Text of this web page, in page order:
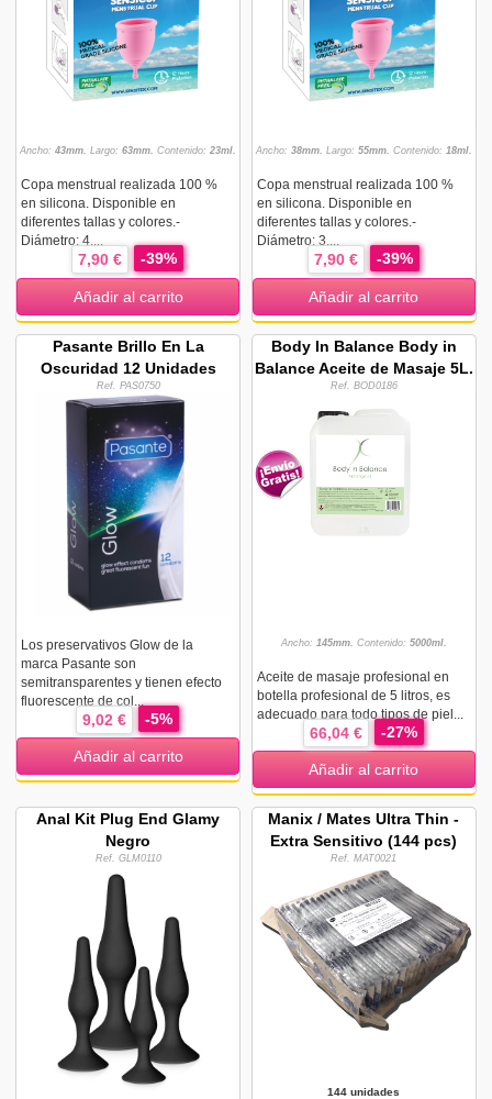
Ancho:43mm. Largo:63mm. Contenido:23ml.
Copa menstrual realizada 100 %
en silicona. Disponible en
diferentes tallas y colores.-
Diámetro: 4,...
7,90 € -39%
Añadir al carrito
Ancho: 38mm. Largo: 55mm. Contenido: 18ml.
Copa menstrual realizada 100 %
en silicona. Disponible en
diferentes tallas y colores.-
Diámetro: 3,...
7,90 € -39%
Añadir al carrito
Pasante Brillo En La
Oscuridad 12 Unidades
Ref. PAS0750
Los preservativos Glow de la
marca Pasante son
semitransparentes y tienen efecto
fluorescente de col...
9,02 € -5%
Añadir al carrito
Body In Balance Body in
Balance Aceite de Masaje 5L.
Ref. BOD0186
Ancho: 145mm. Contenido: 5000ml.
Aceite de masaje profesional en
botella profesional de 5 litros, es
adecuado para todo tipos de piel...
66,04 € -27%
Añadir al carrito
Anal Kit Plug End Glamy
Negro
Ref. GLM0110
Manix / Mates Ultra Thin -
Extra Sensitivo (144 pcs)
Ref. MAT0021
144 unidades